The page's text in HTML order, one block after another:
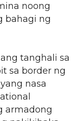
noong
bahagi ng
tanghali sa
sa border ng
nasa
armadong